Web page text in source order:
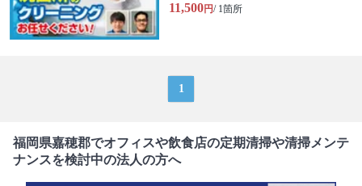
11,500円/ 1箇所
1
福岡県嘉穂郡でオフィスや飲食店の定期清掃や清掃メンテ
ナンスを検討中の法人の方へ